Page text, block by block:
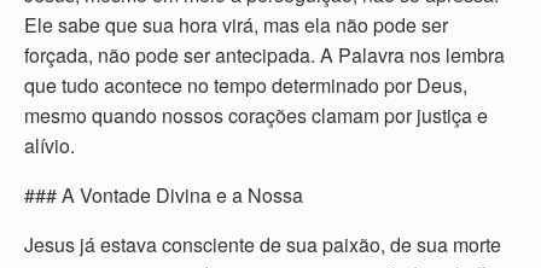
Ele sabe que sua hora virá, mas ela não pode ser
forçada, não pode ser antecipada. A Palavra nos lembra
que tudo acontece no tempo determinado por Deus,
mesmo quando nossos corações clamam por justiça e
alívio.
### A Vontade Divina e a Nossa
Jesus já estava consciente de sua paixão, de sua morte